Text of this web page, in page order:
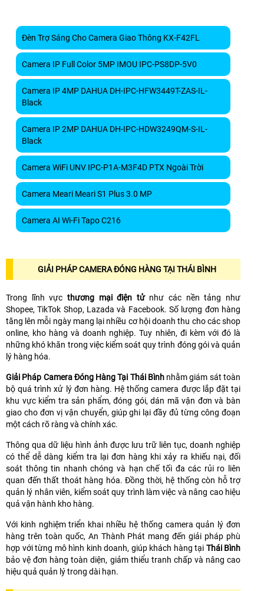
Đèn Trợ Sáng Cho Camera Giao Thông KX-F42FL
Camera IP Full Color 5MP IMOU IPC-PS8DP-5V0
Camera IP 4MP DAHUA DH-IPC-HFW3449T-ZAS-IL-
Black
Camera IP 2MP DAHUA DH-IPC-HDW3249QM-S-IL-
Black
Camera WiFi UNV IPC-P1A-M3F4D PTX Ngoài Trời
Camera Meari Meari S1 Plus 3.0 MP
Camera AI Wi-Fi Tapo C216
GIẢI PHÁP CAMERA ĐÓNG HÀNG TẠI THÁI BÌNH
Trong lĩnh vực thương mại điện tửnhư các nền tảng như
Shopee, TikTok Shop, Lazada và Facebook. Số lượng đơn hàng
tăng lên mỗi ngày mang lại nhiều cơ hội doanh thu cho các shop
online, kho hàng và doanh nghiệp. Tuy nhiên, đi kèm với đó là
những khó khăn trong việc kiểm soát quy trình đóng gói và quản
lý hàng hóa.
Giải Pháp Camera Đóng Hàng Tại Thái Bìnhnhằm giám sát toàn
bộ quá trình xử lý đơn hàng. Hệ thống camera được lắp đặt tại
khu vực kiểm tra sản phẩm, đóng gói, dán mã vận đơn và bàn
giao cho đơn vị vận chuyển, giúp ghi lại đầy đủ từng công đoạn
một cách rõ ràng và chính xác.
Thông qua dữ liệu hình ảnh được lưu trữ liên tục, doanh nghiệp
có thể dễ dàng kiểm tra lại đơn hàng khi xảy ra khiếu nại, đối
soát thông tin nhanh chóng và hạn chế tối đa các rủi ro liên
quan đến thất thoát hàng hóa. Đồng thời, hệ thống còn hỗ trợ
quản lý nhân viên, kiểm soát quy trình làm việc và nâng cao hiệu
quả vận hành kho hàng.
Với kinh nghiệm triển khai nhiều hệ thống camera quản lý đơn
hàng trên toàn quốc, An Thành Phát mang đến giải pháp phù
hợp với từng mô hình kinh doanh, giúp khách hàng tại Thái Bình
bảo vệ đơn hàng toàn diện, giảm thiểu tranh chấp và nâng cao
hiệu quả quản lý trong dài hạn.